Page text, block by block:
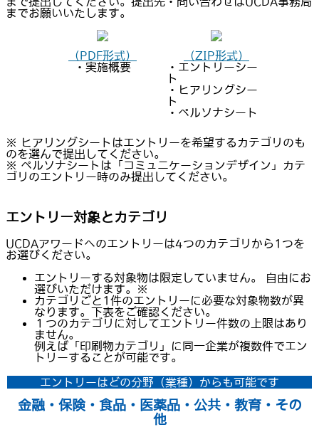
までお願いいたします。
（PDF形式）
・実施概要
（ZIP形式）
・エントリーシー
ト
・ヒアリングシー
ト
・ペルソナシート
※ ヒアリングシートはエントリーを希望するカテゴリのも
のを選んで提出してください。
※ ペルソナシートは「コミュニケーションデザイン」カテ
ゴリのエントリー時のみ提出してください。
エントリー対象とカテゴリ
UCDAアワードへのエントリーは4つのカテゴリから1つを
お選びください。
エントリーする対象物は限定していません。 自由にお
選びいただけます。※
カテゴリごと1件のエントリーに必要な対象物数が異
なります。下表をご確認ください。
１つのカテゴリに対してエントリー件数の上限はあり
ません。
例えば「印刷物カテゴリ」に同一企業が複数件でエン
トリーすることが可能です。
エントリーはどの分野（業種）からも可能です
金融・保険・食品・医薬品・公共・教育・その
他